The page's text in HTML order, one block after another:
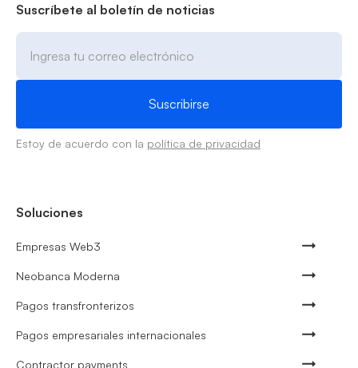
Suscríbete al boletín de noticias
Estoy de acuerdo con la política de privacidad
Soluciones
Empresas Web3
Neobanca Moderna
Pagos transfronterizos
Pagos empresariales internacionales
Contractor payments